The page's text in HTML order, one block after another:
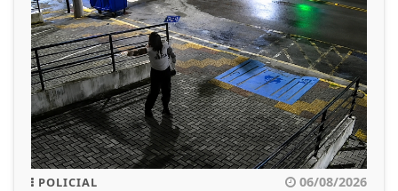
POLICIAL 06/08/2026